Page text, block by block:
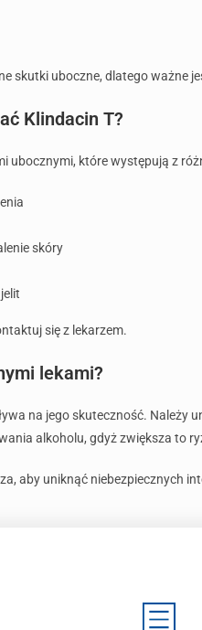
skutki uboczne, dlatego ważne
Klindacin T?
ubocznymi, które występują z
skóry
się z lekarzem.
lekami?
na jego skuteczność. Należy
alkoholu, gdyż zwiększa to
aby uniknąć niebezpiecznych